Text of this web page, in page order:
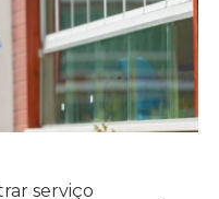
serviço